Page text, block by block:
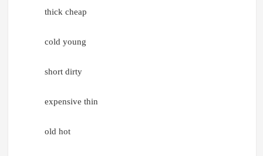
thick cheap
cold young
short dirty
expensive thin
old hot